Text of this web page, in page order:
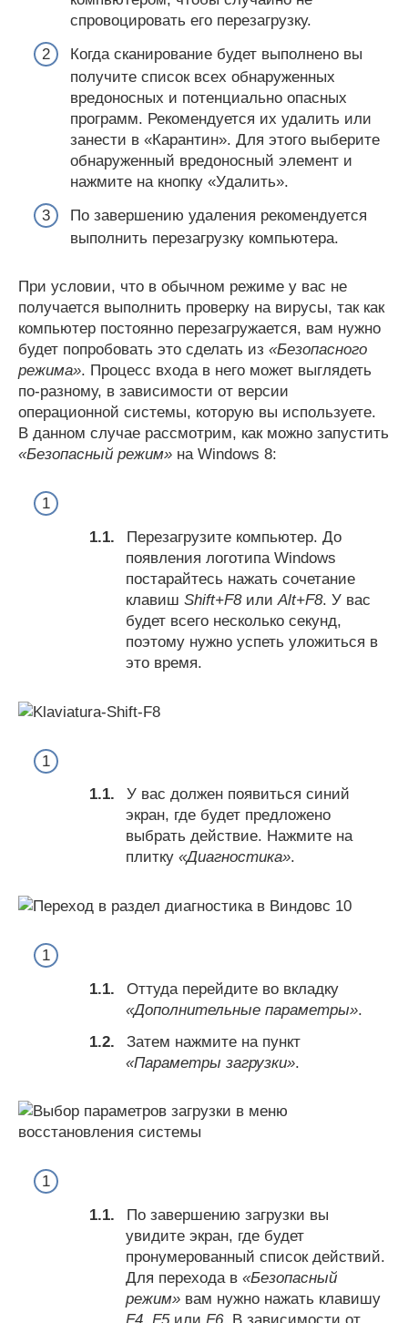
спровоцировать его перезагрузку.
Когда сканирование будет выполнено вы
получите список всех обнаруженных
вредоносных и потенциально опасных
программ. Рекомендуется их удалить или
занести в «Карантин». Для этого выберите
обнаруженный вредоносный элемент и
нажмите на кнопку «Удалить».
По завершению удаления рекомендуется
выполнить перезагрузку компьютера.
При условии, что в обычном режиме у вас не
получается выполнить проверку на вирусы, так как
компьютер постоянно перезагружается, вам нужно
будет попробовать это сделать из «Безопасного
режима». Процесс входа в него может выглядеть
по-разному, в зависимости от версии
операционной системы, которую вы используете.
В данном случае рассмотрим, как можно запустить
«Безопасный режим» на Windows 8:
Перезагрузите компьютер. До
появления логотипа Windows
постарайтесь нажать сочетание
клавиш Shift+F8илиAlt+F8. У вас
будет всего несколько секунд,
поэтому нужно успеть уложиться в
это время.
У вас должен появиться синий
экран, где будет предложено
выбрать действие. Нажмите на
плитку «Диагностика».
Оттуда перейдите во вкладку
«Дополнительные параметры».
Затем нажмите на пункт
«Параметры загрузки».
По завершению загрузки вы
увидите экран, где будет
пронумерованный список действий.
Для перехода в «Безопасный
режим» вам нужно нажать клавишу